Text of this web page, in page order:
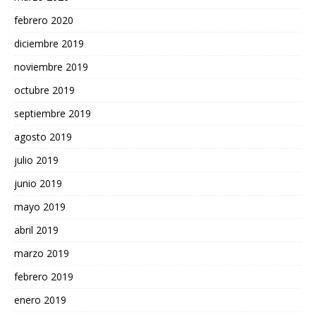
febrero 2020
diciembre 2019
noviembre 2019
octubre 2019
septiembre 2019
agosto 2019
julio 2019
junio 2019
mayo 2019
abril 2019
marzo 2019
febrero 2019
enero 2019